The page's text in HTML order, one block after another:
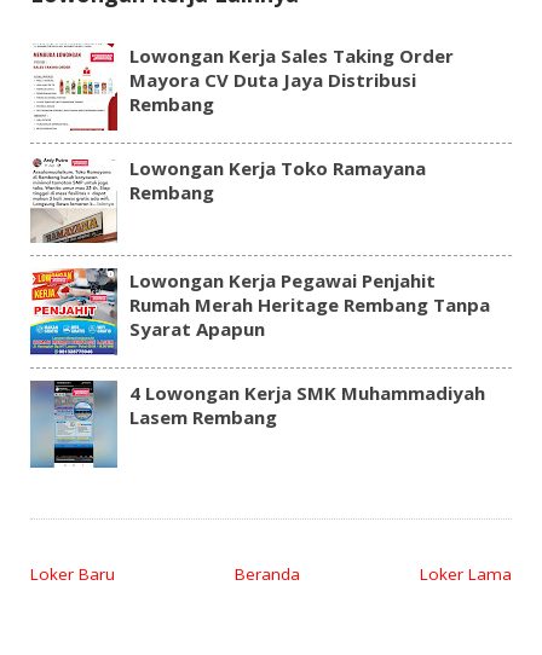
Lowongan Kerja Sales Taking Order
Mayora CV Duta Jaya Distribusi
Rembang
Lowongan Kerja Toko Ramayana
Rembang
Lowongan Kerja Pegawai Penjahit
Rumah Merah Heritage Rembang Tanpa
Syarat Apapun
4 Lowongan Kerja SMK Muhammadiyah
Lasem Rembang
Loker Baru Loker Lama
Beranda